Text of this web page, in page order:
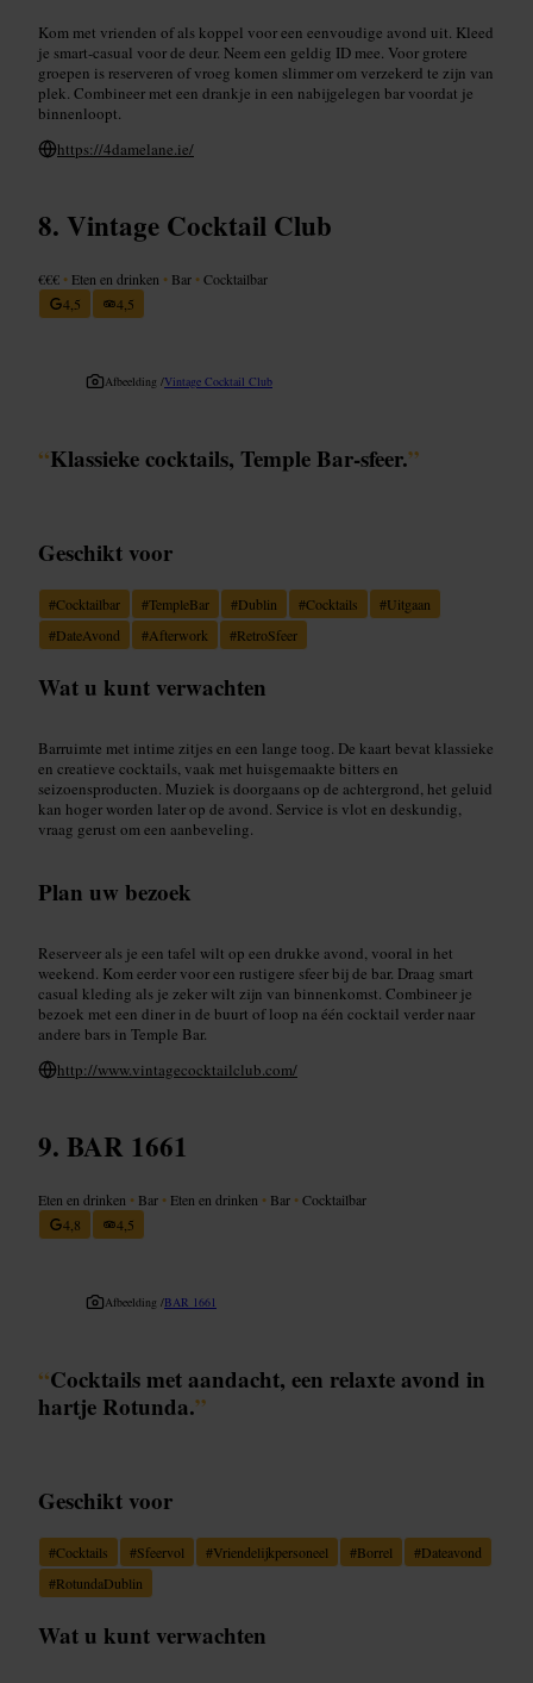
Kom met vrienden of als koppel voor een eenvoudige avond uit. Kleed
je smart-casual voor de deur. Neem een geldig ID mee. Voor grotere
groepen is reserveren of vroeg komen slimmer om verzekerd te zijn van
plek. Combineer met een drankje in een nabijgelegen bar voordat je
binnenloopt.
https://4damelane.ie/
Vintage Cocktail Club
€€€ • Eten en drinken • Bar •Cocktailbar
4,5
4,5
Afbeelding /Vintage Cocktail Club
“Klassieke cocktails, Temple Bar-sfeer.”
Geschikt voor
#Cocktailbar #TempleBar #Dublin #Cocktails #Uitgaan
#DateAvond #Afterwork #RetroSfeer
Wat u kunt verwachten
Barruimte met intime zitjes en een lange toog. De kaart bevat klassieke
en creatieve cocktails, vaak met huisgemaakte bitters en
seizoensproducten. Muziek is doorgaans op de achtergrond, het geluid
kan hoger worden later op de avond. Service is vlot en deskundig,
vraag gerust om een aanbeveling.
Plan uw bezoek
Reserveer als je een tafel wilt op een drukke avond, vooral in het
weekend. Kom eerder voor een rustigere sfeer bij de bar. Draag smart
casual kleding als je zeker wilt zijn van binnenkomst. Combineer je
bezoek met een diner in de buurt of loop na één cocktail verder naar
andere bars in Temple Bar.
http://www.vintagecocktailclub.com/
BAR 1661
Eten en drinken • Bar • Eten en drinken • Bar •Cocktailbar
4,8
4,5
Afbeelding /BAR 1661
“Cocktails met aandacht, een relaxte avond in
hartje Rotunda.”
Geschikt voor
#Cocktails #Sfeervol #Vriendelijkpersoneel #Borrel #Dateavond
#RotundaDublin
Wat u kunt verwachten